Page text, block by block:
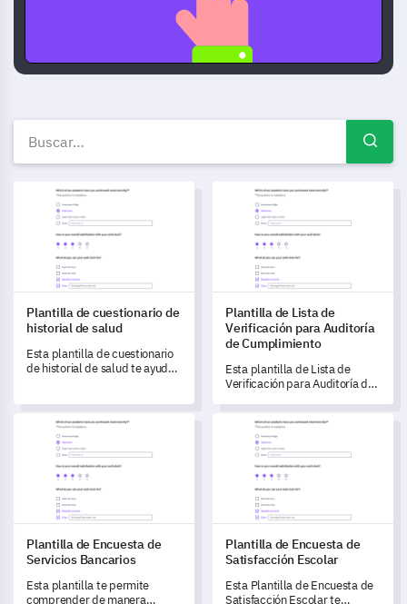
Plantillas de encuestas
Plantilla de cuestionario de historial de salud
Plantilla de cuestionario de
historial de salud
Esta plantilla de cuestionario
de historial de salud te ayuda
adaptar mejor la atención a
tus pacientes.
Plantilla de Lista de
Plantilla de Lista de
Verificación para Auditoría
de Cumplimiento
Esta plantilla de Lista de
Verificación para Auditoría de
evaluar la adherencia de tu
empresa a los estándares
regulatorios, ayudándote a
identificar y abordar áreas de
mejora.
Plantilla de Encuesta de Servicios Bancarios
Plantilla de Encuesta de
Servicios Bancarios
Esta plantilla te permite
comprender de manera
Plantilla de Encuesta de
Plantilla de Encuesta de
Satisfacción Escolar
Esta Plantilla de Encuesta de
Satisfacción Escolar te